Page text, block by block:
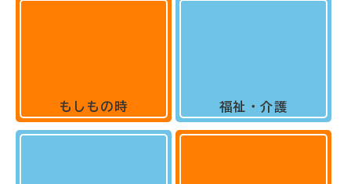
もしもの時 福祉・介護